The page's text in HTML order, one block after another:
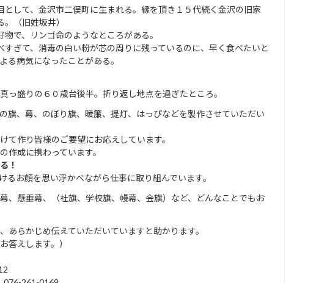
として、金沢市二俣町に生まれる。縁を頂き１５代続く金沢の旧家
（旧姓坂井）
物で、リンゴ命のようなところがある。
すぎて、消毒の白い粉が芯の周りに残っているのに、早く食べたいと
る病気になったことがある。
っ盛りの６０歳台後半。折り返し地点を過ぎたところ。
旗、幕、のぼり旗、暖簾、提灯、はっぴなどを製作させていただい
て作り皆様のご要望にお応えしています。
作成に携わっています。
！
るお顔を思い浮かべながら仕事に取り組んでいます。
、懸垂幕、（社旗、学校旗、幔幕、会旗）など、どんなことでもお
あらかじめ伝えていただいていますと助かります。
えします。）